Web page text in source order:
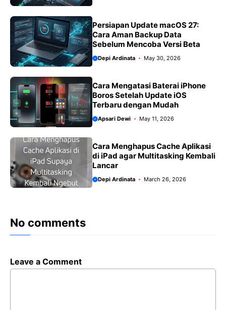
Persiapan Update macOS 27:
Cara Aman Backup Data
Sebelum Mencoba Versi Beta
Depi Ardinata May 30, 2026
Cara Mengatasi Baterai iPhone
Boros Setelah Update iOS
Terbaru dengan Mudah
Apsari Dewi May 11, 2026
Cara Menghapus Cache Aplikasi
di iPad agar Multitasking Kembali
Lancar
Depi Ardinata March 26, 2026
No comments
Leave a Comment